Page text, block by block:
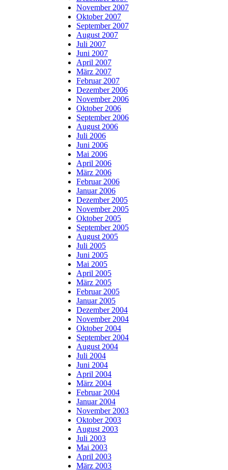
November 2007
Oktober 2007
September 2007
August 2007
Juli 2007
Juni 2007
April 2007
März 2007
Februar 2007
Dezember 2006
November 2006
Oktober 2006
September 2006
August 2006
Juli 2006
Juni 2006
Mai 2006
April 2006
März 2006
Februar 2006
Januar 2006
Dezember 2005
November 2005
Oktober 2005
September 2005
August 2005
Juli 2005
Juni 2005
Mai 2005
April 2005
März 2005
Februar 2005
Januar 2005
Dezember 2004
November 2004
Oktober 2004
September 2004
August 2004
Juli 2004
Juni 2004
April 2004
März 2004
Februar 2004
Januar 2004
November 2003
Oktober 2003
August 2003
Juli 2003
Mai 2003
April 2003
März 2003